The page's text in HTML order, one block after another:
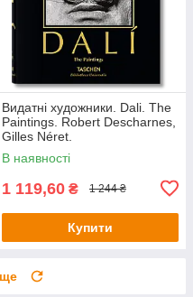
Видатні художники. Dali. The
Paintings. Robert Descharnes,
Gilles Néret.
В наявності
1 119,60 ₴ 1 244 ₴
Купити